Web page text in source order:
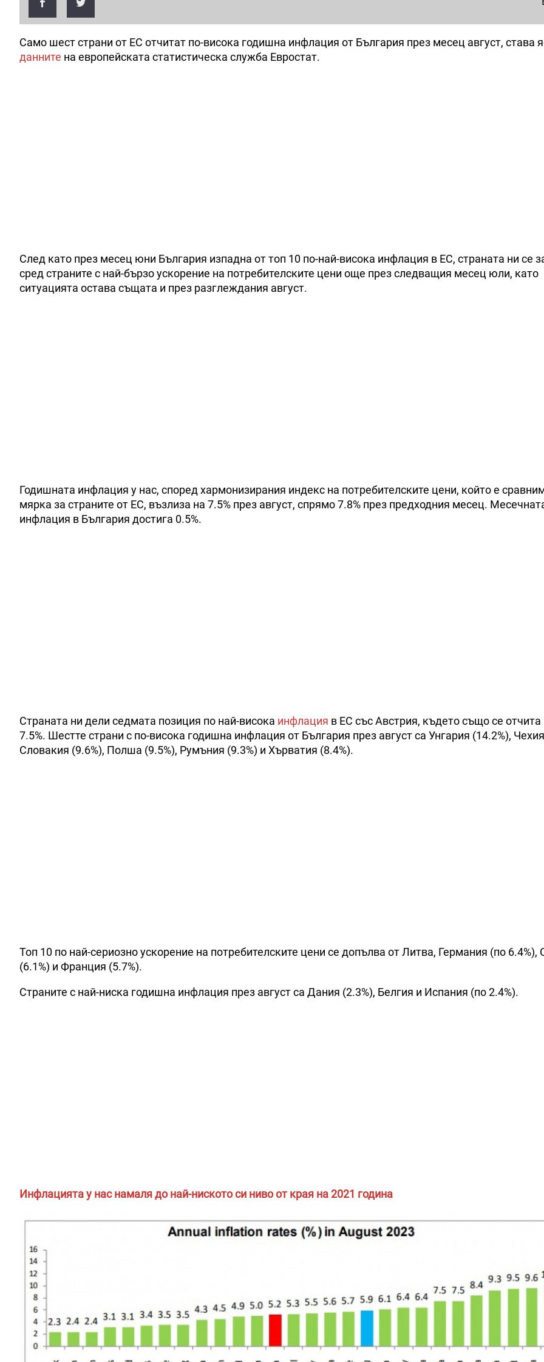
Само шест страни от ЕС отчитат по-висока годишна инфлация от България през месец август, става
данните на европейската статистическа служба Евростат.
След като през месец юни България изпадна от топ 10 по-най-висока инфлация в ЕС, страната ни се
сред страните с най-бързо ускорение на потребителските цени още през следващия месец юли, като
ситуацията остава същата и през разглеждания август.
Годишната инфлация у нас, според хармонизирания индекс на потребителските цени, който е
мярка за страните от ЕС, възлиза на 7.5% през август, спрямо 7.8% през предходния месец.
инфлация в България достига 0.5%.
Страната ни дели седмата позиция по най-висока инфлация в ЕС със Австрия, където също се отчита
7.5%. Шестте страни с по-висока годишна инфлация от България през август са Унгария (14.2%),
Словакия (9.6%), Полша (9.5%), Румъния (9.3%) и Хърватия (8.4%).
Топ 10 по най-сериозно ускорение на потребителските цени се допълва от Литва, Германия (по 6.4%),
(6.1%) и Франция (5.7%).
Страните с най-ниска годишна инфлация през август са Дания (2.3%), Белгия и Испания (по 2.4%).
Инфлацията у нас намаля до най-ниското си ниво от края на 2021 година